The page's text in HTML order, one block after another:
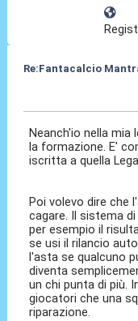
Re:Fantacalcio
Neanch'io nella
la formazione. E'
iscritta a quella
Poi volevo dire che
cagare. Il sistema
per esempio il
se usi il rilancio
l'asta se qualcuno
diventa
un chi punta di più.
giocatori che una
riparazione.